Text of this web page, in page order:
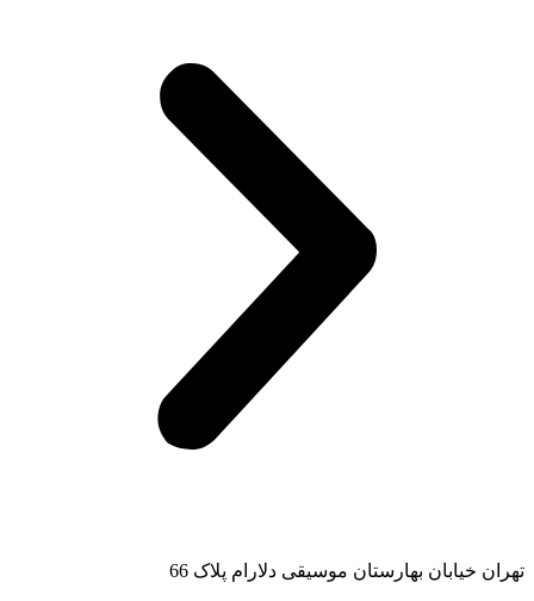
تهران خیابان بهارستان موسیقی دلارام پلاک 66